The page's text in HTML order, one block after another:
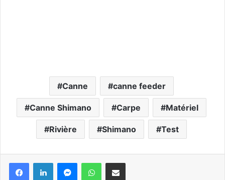
Canne canne feeder
Canne Shimano Carpe Matériel
Rivière Shimano Test